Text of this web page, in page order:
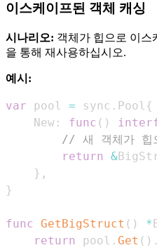
이스케이프된 객체 캐싱
시나리오: 객체가 힙으로 이스
을 통해 재사용하십시오.
예시:
var pool = sync . Pool {
    New
: func ( )
// 새 객체가 힙
return
&
} ,
}
func GetBigStruct ( ) *
return
pool . Get ( ) .